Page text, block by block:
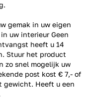
gemak in uw eigen
uw interieur Geen
heeft u 14
Stuur het product
zo snel mogelijk uw
post kost € 7,- of
gewicht. Heeft u een